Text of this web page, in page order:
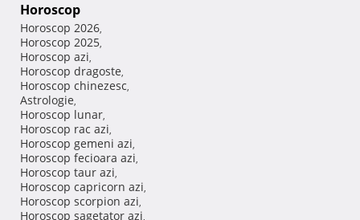
Horoscop
Horoscop 2026,
Horoscop 2025,
Horoscop azi,
Horoscop dragoste,
Horoscop chinezesc,
Astrologie,
Horoscop lunar,
Horoscop rac azi,
Horoscop gemeni azi,
Horoscop fecioara azi,
Horoscop taur azi,
Horoscop capricorn azi,
Horoscop scorpion azi,
Horoscop sagetator azi,